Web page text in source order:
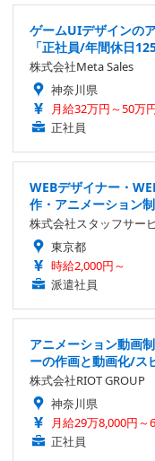
ゲームUIデザインの
「正社員/年間休日
株式会社Meta Sales
神奈川県
月給32万円～50万
正社員
WEBデザイナー・
作・アニメーション
株式会社スタッフサー
東京都
時給2,000円～
派遣社員
アニメーション動画
ーの作画と動画化/ス
株式会社RIOT GROUP
神奈川県
月給29万8,000円～
正社員